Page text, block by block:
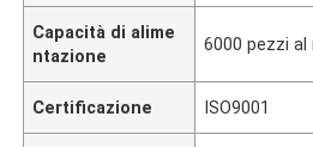
Capacità di alime
ntazione
6000 pezzi al
Certificazione ISO9001